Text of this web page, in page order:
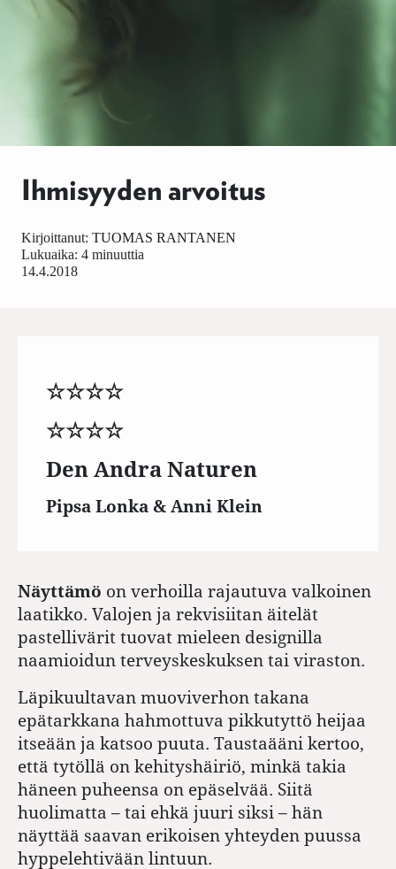
Ihmisyyden arvoitus
14.4.2018
Kirjoittanut: TUOMAS RANTANEN
Lukuaika: 4 minuuttia
☆☆☆☆
☆☆☆☆
Den Andra Naturen
Pipsa Lonka & Anni Klein
Näyttämö on verhoilla rajautuva valkoinen
laatikko. Valojen ja rekvisiitan äitelät
pastellivärit tuovat mieleen designilla
naamioidun terveyskeskuksen tai viraston.
Läpikuultavan muoviverhon takana
epätarkkana hahmottuva pikkutyttö heijaa
itseään ja katsoo puuta. Taustaääni kertoo,
että tytöllä on kehityshäiriö, minkä takia
häneen puheensa on epäselvää. Siitä
huolimatta – tai ehkä juuri siksi – hän
näyttää saavan erikoisen yhteyden puussa
hyppelehtivään lintuun.